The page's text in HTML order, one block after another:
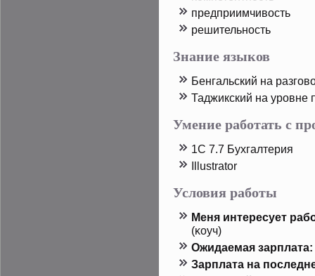
предприимчивость
решительность
Знание языков
Бенгальский на
Таджикский на урοвне
Умение работать с
1C 7.7 Бухгалтерия
Illustrator
Условия работы
Меня интересует
(κоуч)
Ожидаемая зарплата:
Зарплата на